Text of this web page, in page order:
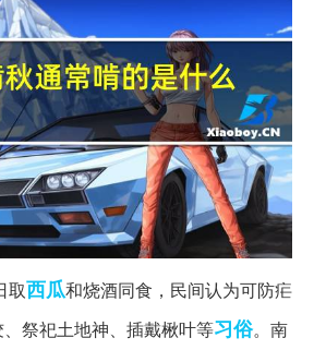
取西瓜和烧酒同食，民间认为可防疟
祭祀土地神、插戴楸叶等习俗。南